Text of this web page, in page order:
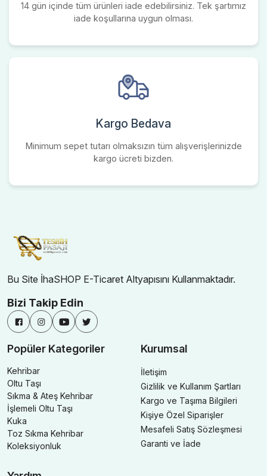
14 gün içinde tüm ürünleri iade edebilirsiniz. Tek şartımız
iade koşullarına uygun olması.
Kargo Bedava
Minimum sepet tutarı olmaksızın tüm alışverişlerinizde
kargo ücreti bizden.
Bu Site İhaSHOP E-Ticaret Altyapısını Kullanmaktadır.
Bizi Takip Edin
Popüler Kategoriler
Kehribar
Oltu Taşı
Sıkma & Ateş Kehribar
İşlemeli Oltu Taşı
Kuka
Toz Sıkma Kehribar
Koleksiyonluk
Kurumsal
İletişim
Gizlilik ve Kullanım Şartları
Kargo ve Taşıma Bilgileri
Kişiye Özel Siparişler
Mesafeli Satış Sözleşmesi
Garanti ve İade